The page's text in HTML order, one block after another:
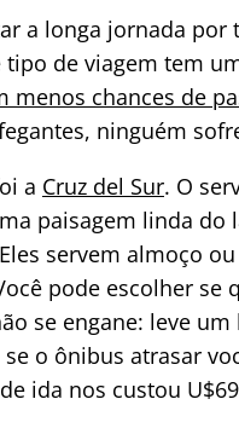
a longa jornada
de viagem tem
menos chances de
ninguém
a Cruz del Sur. O
paisagem linda do
servem almoço
pode escolher
se engane: leve
o ônibus atrasar
ida nos custou